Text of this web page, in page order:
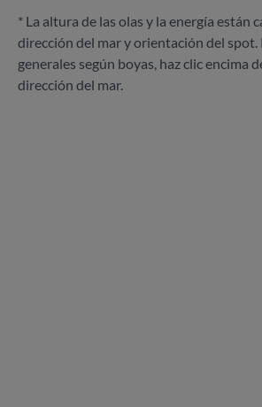
* La altura de las olas y la energía están
dirección del mar y orientación del spot.
generales según boyas, haz clic encima
dirección del mar.